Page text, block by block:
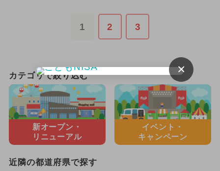
1 2 3
カテゴリで絞り込む
新オープン・
リニューアル
イベント・
キャンペーン
近隣の都道府県で探す
×